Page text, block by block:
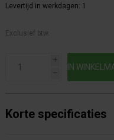
Levertijd in werkdagen: 1
Exclusief btw.
i
h
Korte specificaties